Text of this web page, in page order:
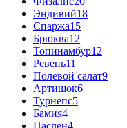
Эндивий18
Спаржа15
Брюква12
Топинамбур12
Ревень11
Полевой салат9
Артишок6
Турнепс5
Бамия4